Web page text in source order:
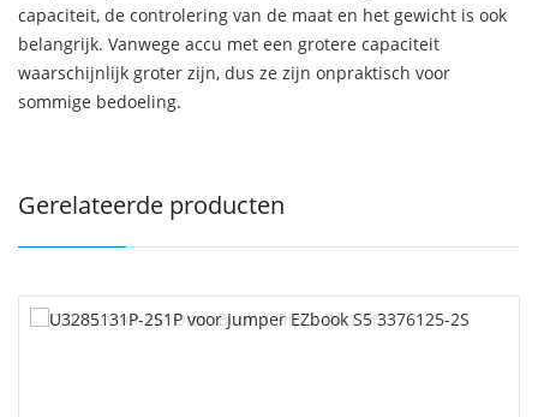
capaciteit, de controlering van de maat en het gewicht is ook
belangrijk. Vanwege accu met een grotere capaciteit
waarschijnlijk groter zijn, dus ze zijn onpraktisch voor
sommige bedoeling.
Gerelateerde producten